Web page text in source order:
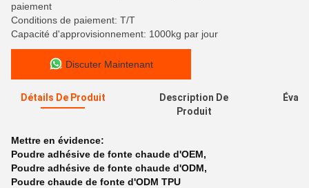
paiement
Conditions de paiement: T/T
Capacité d'approvisionnement: 1000kg par jour
Discuter Maintenant
Détails De Produit
Description De
Produit
Mettre en évidence:
Poudre adhésive de fonte chaude d'OEM,
Poudre adhésive de fonte chaude d'ODM,
Poudre chaude de fonte d'ODM TPU